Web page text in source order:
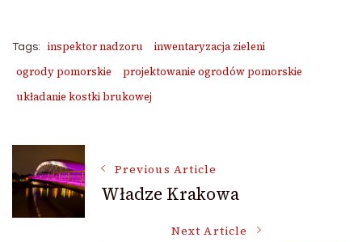
Tags: inspektor nadzoru
inwentaryzacja zieleni
ogrody pomorskie
projektowanie ogrodów pomorskie
układanie kostki brukowej
Post
Navigation
Previous Article
Władze Krakowa
Next Article